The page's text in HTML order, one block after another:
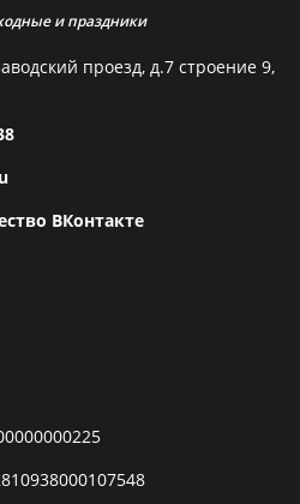
и праздники
проезд, д.7 строение 9,
ВКонтакте